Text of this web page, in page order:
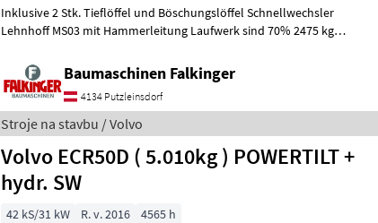
Inklusive 2 Stk. Tieflöffel und Böschungslöffel Schnellwechsler
Lehnhoff MS03 mit Hammerleitung Laufwerk sind 70% 2475 kg
Baumaschinen Falkinger
4134 Putzleinsdorf
Stroje na stavbu / Volvo
Volvo ECR50D ( 5.010kg ) POWERTILT +
hydr. SW
42 kS/31 kW R. v. 2016
4565 h